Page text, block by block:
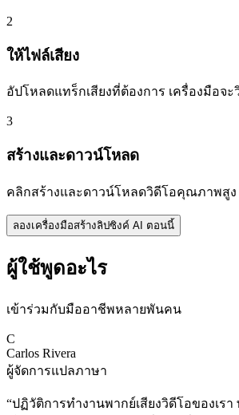
2
ให้ไฟล์เสียง
อัปโหลดแทร็กเสียงที่ต้องการ เครื่องมือจะ
3
สร้างและดาวน์โหลด
คลิกสร้างและดาวน์โหลดวิดีโอคุณภาพสูง
ลองเครื่องมือสร้างลิปซิงค์ AI ตอนนี้
ผู้ใช้พูดอะไร
เข้าร่วมกับมืออาชีพหลายพันคน
C
Carlos Rivera
ผู้จัดการแปลภาษา
“ปฏิวัติการทำงานพากย์เสียงวิดีโอของเร